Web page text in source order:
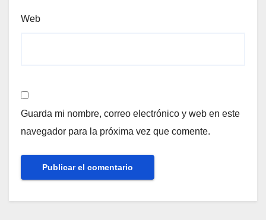
Web
Guarda mi nombre, correo electrónico y web en este
navegador para la próxima vez que comente.